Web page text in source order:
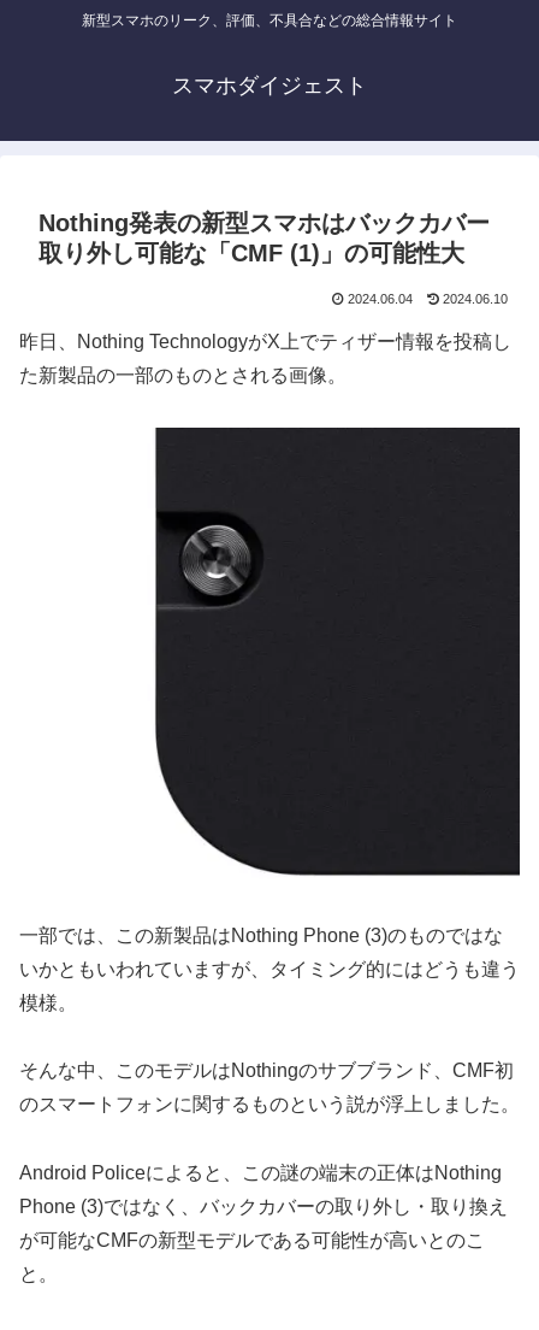
新型スマホのリーク、評価、不具合などの総合情報サイト
スマホダイジェスト
Nothing発表の新型スマホはバックカバー
取り外し可能な「CMF (1)」の可能性大
2024.06.04 2024.06.10
昨日、Nothing TechnologyがX上でティザー情報を投稿し
た新製品の一部のものとされる画像。
一部では、この新製品はNothing Phone (3)のものではな
いかともいわれていますが、タイミング的にはどうも違う
模様。
そんな中、このモデルはNothingのサブブランド、CMF初
のスマートフォンに関するものという説が浮上しました。
Android Policeによると、この謎の端末の正体はNothing
Phone (3)ではなく、バックカバーの取り外し・取り換え
が可能なCMFの新型モデルである可能性が高いとのこ
と。